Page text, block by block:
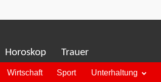
Horoskop Trauer
Wirtschaft Sport Unterhaltung